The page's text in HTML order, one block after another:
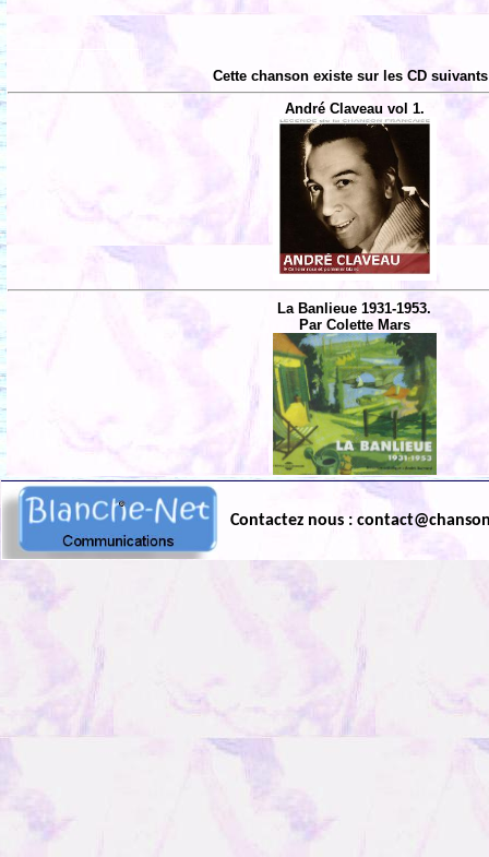
Cette chanson existe sur les CD
André Claveau vol 1.
La Banlieue 1931-1953.
Par Colette Mars
Contactez nous :